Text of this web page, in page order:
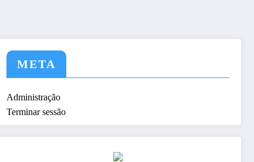
META
Administração
Terminar sessão